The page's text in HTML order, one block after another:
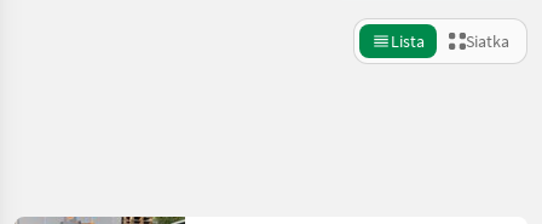
Lista Siatka